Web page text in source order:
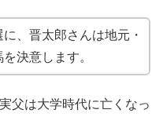
、晋太郎さんは地元・
決意します。
父は大学時代に亡くなっ